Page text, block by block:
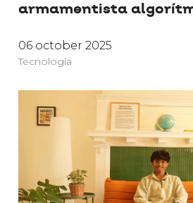
armamentista
06 october 2025
Tecnología